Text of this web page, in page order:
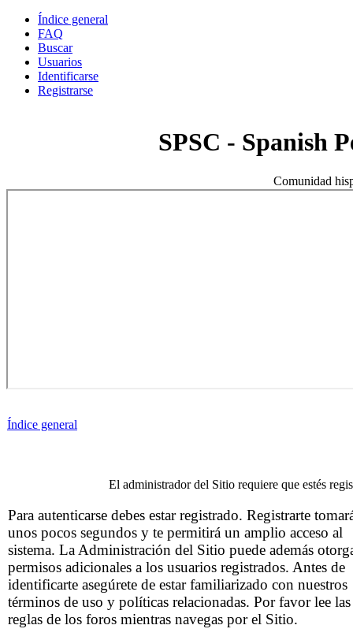
Índice general
FAQ
Buscar
Usuarios
Identificarse
Registrarse
SPSC - Spanish
Comunidad
Índice general
El administrador del Sitio requiere que estés
Para autenticarse debes estar registrado. Registrarte
unos pocos segundos y te permitirá un amplio acceso al
sistema. La Administración del Sitio puede además
permisos adicionales a los usuarios registrados. Antes de
identificarte asegúrete de estar familiarizado con nuestros
términos de uso y políticas relacionadas. Por favor lee las
reglas de los foros mientras navegas por el Sitio.